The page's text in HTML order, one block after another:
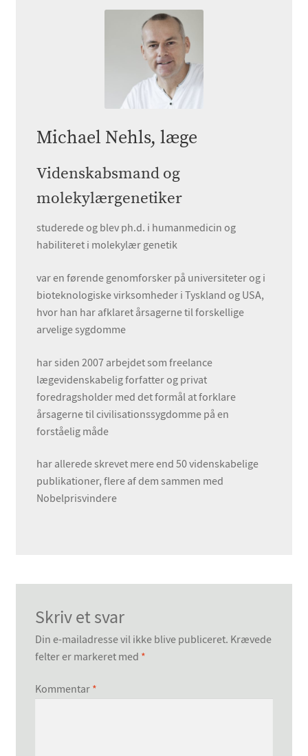
Michael Nehls, læge
Videnskabsmand og
molekylærgenetiker
studerede og blev ph.d. i humanmedicin og
habiliteret i molekylær genetik
var en førende genomforsker på universiteter og i
bioteknologiske virksomheder i Tyskland og USA,
hvor han har afklaret årsagerne til forskellige
arvelige sygdomme
har siden 2007 arbejdet som freelance
lægevidenskabelig forfatter og privat
foredragsholder med det formål at forklare
årsagerne til civilisationssygdomme på en
forståelig måde
har allerede skrevet mere end 50 videnskabelige
publikationer, flere af dem sammen med
Nobelprisvindere
Skriv et svar
Din e-mailadresse vil ikke blive publiceret. Krævede
felter er markeret med *
Kommentar *